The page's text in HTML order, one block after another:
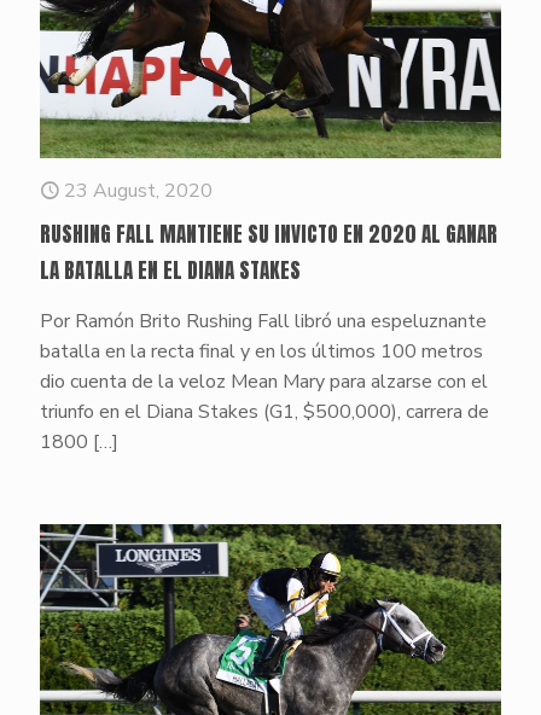
23 August, 2020
RUSHING FALL MANTIENE SU INVICTO EN 2020 AL GANAR
LA BATALLA EN EL DIANA STAKES
Por Ramón Brito Rushing Fall libró una espeluznante
batalla en la recta final y en los últimos 100 metros
dio cuenta de la veloz Mean Mary para alzarse con el
triunfo en el Diana Stakes (G1, $500,000), carrera de
1800 […]